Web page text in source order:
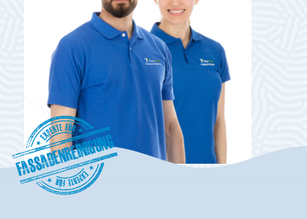
Fassadenreinigung